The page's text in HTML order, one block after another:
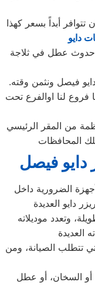
تتوافر أبداً بسعر كهذا
دايو
حدوث عطل في ثلاجة
فيصل ونثمن وقته.
فروع لنا اوالفرع تحت
من المقر الرئيسي
دايو فيصل
الضرورية داخل
وتعدد موديلاته
تتطلب الصيانة، ومن
أو السخان، أو عطل